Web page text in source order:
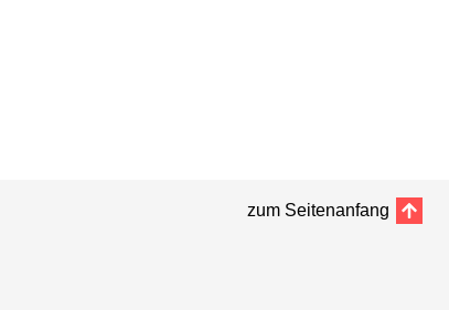
zum Seitenanfang